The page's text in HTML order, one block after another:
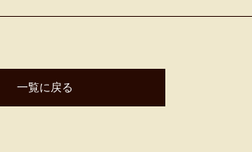
一覧に戻る